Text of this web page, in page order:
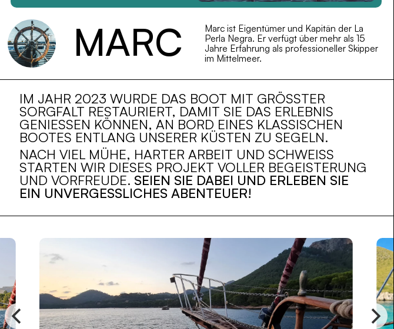
MARC
Marc ist Eigentümer und Kapitän der La
Perla Negra. Er verfügt über mehr als 15
Jahre Erfahrung als professioneller Skipper
im Mittelmeer.
IM JAHR 2023 WURDE DAS BOOT MIT GRÖSSTER S
ORGFALT RESTAURIERT, DAMIT SIE DAS ERLEBNIS G
ENIESSEN KÖNNEN, AN BORD EINES KLASSISCHEN BO
OTES ENTLANG UNSERER KÜSTEN ZU SEGELN.
NACH VIEL MÜHE, HARTER ARBEIT UND SCHWEISS S
TARTEN WIR DIESES PROJEKT VOLLER BEGEISTERUNG U
ND VORFREUDE. SEIEN SIE DABEI UND ERLEBEN SIE
EIN UNVERGESSLICHES ABENTEUER!